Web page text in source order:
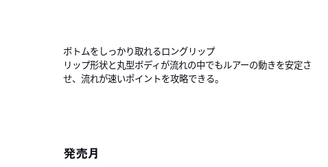
ボトムをしっかり取れるロングリップ
リップ形状と丸型ボディが流れの中でもルアーの動きを安定さ
せ、流れが速いポイントを攻略できる。
発売月